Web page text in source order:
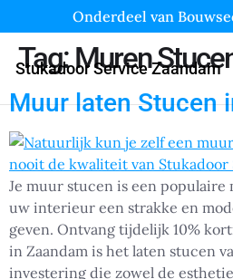
Onderdeel van
Stukadoor Service Zaandam
Tag:Muren
Muur laten Stucen
Je muur stucen is een populaire
uw interieur een strakke en
geven. Ontvang tijdelijk 10%
in Zaandam is het laten stucen
investering die zowel de